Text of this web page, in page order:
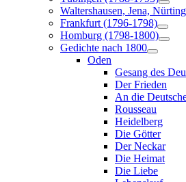
Waltershausen, Jena,
Frankfurt (1796-1798)
Homburg (1798-1800)
Gedichte nach 1800
Oden
Gesang des
Der Frieden
An die
Rousseau
Heidelberg
Die Götter
Der Neckar
Die Heimat
Die Liebe